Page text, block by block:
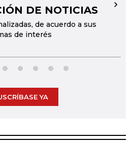
DE NOTICIAS
de acuerdo a sus
de interés
→
YA